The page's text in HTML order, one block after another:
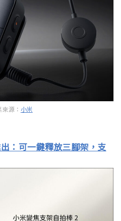
源： 小米
：可一鍵釋放三腳架，支